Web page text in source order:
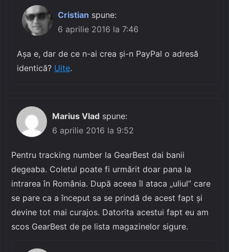
Cristian spune:
6 aprilie 2016 la 7:46
Așa e, dar de ce n-ai crea și-n PayPal o adresă
identică? Uite.
Marius Vlad spune:
6 aprilie 2016 la 9:52
Pentru tracking number la GearBest dai banii
degeaba. Coletul poate fi urmărit doar pana la
intrarea în România. După aceea îl ataca „uliul” care
se pare ca a început sa se prindă de acest fapt și
devine tot mai curajos. Datorita acestui fapt eu am
scos GearBest de pe lista magazinelor sigure.